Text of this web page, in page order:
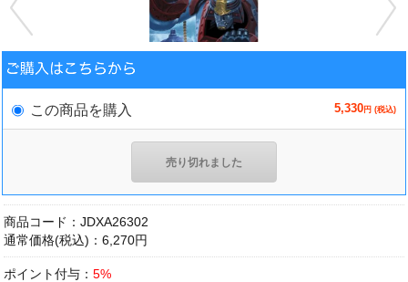
この商品を購入 5,330円 (税込)
売り切れました
商品コード：JDXA26302
通常価格(税込)：6,270円
ポイント付与：5%